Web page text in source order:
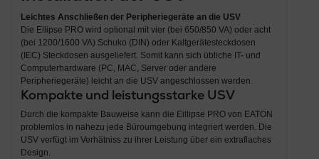
Leichtes Anschließen der Peripheriegeräte an die USV
Die Ellipse PRO wird optional mit vier (bei 650/850 VA) oder acht
(bei 1200/1600 VA) Schuko (DIN) oder Kaltgerätesteckdosen
(IEC) Steckdosen ausgeliefert. Somit kann sich übliche IT- und
Computerhardware (PC, MAC, Server oder andere
Peripheriegeräte) leicht an die USV angeschlossen werden.
Kompakte und leistungsstarke USV
Durch die kompakte Bauweise kann die Eillipse PRO von EATON
problemlos in nahezu jede Büroumgebung integriert werden. Die
USV verfügt im Verhätniss zu ihrer Leistung über ein extraflaches
Design.